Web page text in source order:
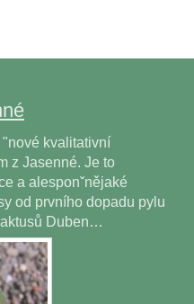
kvalitativní
z Jasenné. Je to
a alesponˇnějaké
od prvního dopadu pylu
Duben…